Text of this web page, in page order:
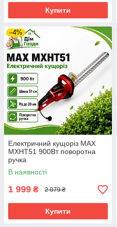
Купити
–4%
Електричний кущоріз MAX
MXHT51 900Вт поворотна
ручка
В наявності
1 999 ₴ 2 079 ₴
Купити